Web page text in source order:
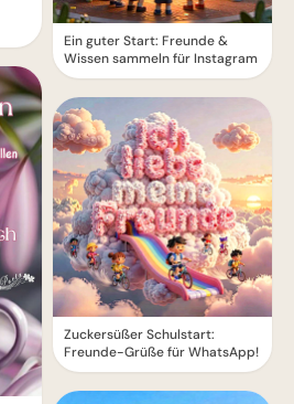
Ein guter Start: Freunde &
Wissen sammeln für Instagram
Zuckersüßer Schulstart:
Freunde-Grüße für WhatsApp!